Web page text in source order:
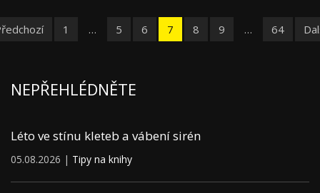
1 … 5 6 7 8 9 … 64
NEPŘEHLÉDNĚTE
Léto ve stínu kleteb a vábení sirén
05.08.2026 | Tipy na knihy